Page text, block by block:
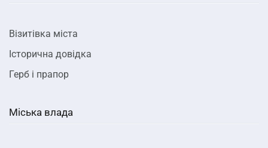
Візитівка міста
Історична довідка
Герб і прапор
Міська влада